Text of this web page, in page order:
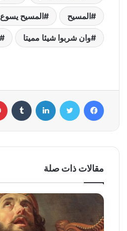
المسيح المسيح يسوع
وان شربوا شيئا مميتا
فيسبوك تويتر لينكدإن
مقالات ذات صلة